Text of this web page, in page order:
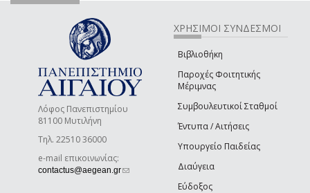
Λόφος Πανεπιστημίου
81100 Μυτιλήνη
Τηλ. 22510 36000
e-mail επικοινωνίας:
contactus@aegean.gr(link sends e-mail)
ΧΡΗΣΙΜΟΙ ΣΥΝΔΕΣΜΟΙ
Βιβλιοθήκη
Παροχές Φοιτητικής
Μέριμνας
Συμβουλευτικοί Σταθμοί
Έντυπα / Αιτήσεις
Υπουργείο Παιδείας
Διαύγεια
Εύδοξος